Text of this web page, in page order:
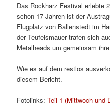
Das Rockharz Festival erlebte
schon 17 Jahren ist der
Flugplatz von Ballenstedt im
der Teufelsmauer trafen sich
Metalheads um gemeinsam
Wie es auf dem restlos
diesem Bericht.
Fotolinks:Teil 1 (Mittwoch und